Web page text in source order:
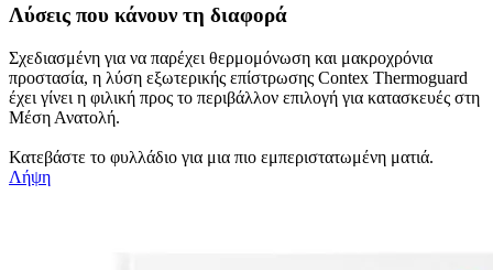
Λύσεις που κάνουν τη διαφορά
Σχεδιασμένη για να παρέχει θερμομόνωση και μακροχρόνια
προστασία, η λύση εξωτερικής επίστρωσης Contex Thermoguard
έχει γίνει η φιλική προς το περιβάλλον επιλογή για κατασκευές στη
Μέση Ανατολή.
Κατεβάστε το φυλλάδιο για μια πιο εμπεριστατωμένη ματιά.
Λήψη